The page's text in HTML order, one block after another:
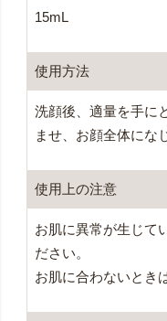
15mL
使用方法
洗顔後、適量を手に
ませ、お顔全体にな
使用上の注意
お肌に異常が生じて
ださい。
お肌に合わないとき